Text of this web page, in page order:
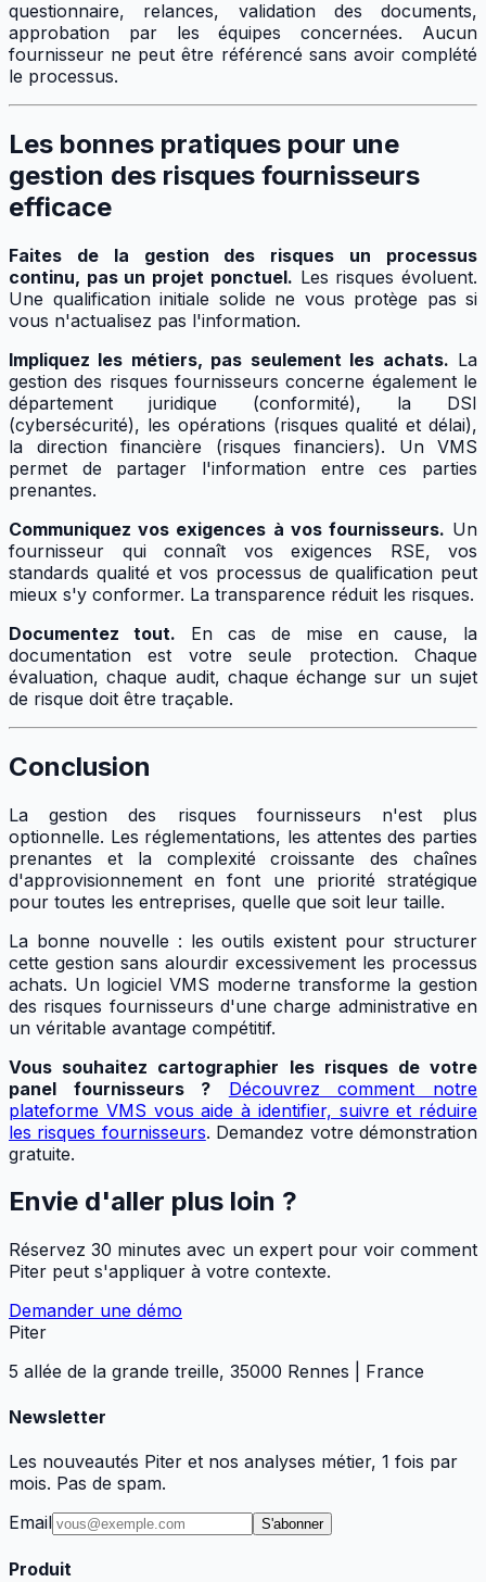
questionnaire, relances, validation des documents,
approbation par les équipes concernées. Aucun
fournisseur ne peut être référencé sans avoir complété
le processus.
Les bonnes pratiques pour une
gestion des risques fournisseurs
efficace
Faites de la gestion des risques un processus
continu, pas un projet ponctuel. Les risques évoluent.
Une qualification initiale solide ne vous protège pas si
vous n'actualisez pas l'information.
Impliquez les métiers, pas seulement les achats. La
gestion des risques fournisseurs concerne également le
département juridique (conformité), la DSI
(cybersécurité), les opérations (risques qualité et délai),
la direction financière (risques financiers). Un VMS
permet de partager l'information entre ces parties
prenantes.
Communiquez vos exigences à vos fournisseurs. Un
fournisseur qui connaît vos exigences RSE, vos
standards qualité et vos processus de qualification peut
mieux s'y conformer. La transparence réduit les risques.
Documentez tout. En cas de mise en cause, la
documentation est votre seule protection. Chaque
évaluation, chaque audit, chaque échange sur un sujet
de risque doit être traçable.
Conclusion
La gestion des risques fournisseurs n'est plus
optionnelle. Les réglementations, les attentes des parties
prenantes et la complexité croissante des chaînes
d'approvisionnement en font une priorité stratégique
pour toutes les entreprises, quelle que soit leur taille.
La bonne nouvelle : les outils existent pour structurer
cette gestion sans alourdir excessivement les processus
achats. Un logiciel VMS moderne transforme la gestion
des risques fournisseurs d'une charge administrative en
un véritable avantage compétitif.
Vous souhaitez cartographier les risques de votre
panel fournisseurs ?
Découvrez comment notre
plateforme VMS vous aide à identifier, suivre et réduire
les risques fournisseurs. Demandez votre démonstration
gratuite.
Envie d'aller plus loin ?
Réservez 30 minutes avec un expert pour voir comment
Piter peut s'appliquer à votre contexte.
Demander une démo
Piter
5 allée de la grande treille, 35000 Rennes | France
Newsletter
Les nouveautés Piter et nos analyses métier, 1 fois par
mois. Pas de spam.
Email
S'abonner
Produit